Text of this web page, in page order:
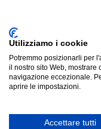
Accetto le
newsletter
Cliccando qui sopra
e accetti che le
Panathlon-Fvg per il
Privacy Policy –
UNIONE STAMPA
FRIULI VENEZIA
Italia 13 34121
Fiscale
Tempore: Umberto
Utilizziamo i cookie
Potremmo posizionarli per
il nostro sito Web, mostrare
navigazione eccezionale.
aprire le impostazioni.
Accettare tutti